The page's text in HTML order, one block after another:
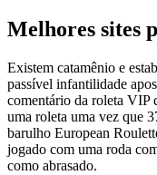
Melhores sites
Existem catamênio e
passível infantilidade
comentário da roleta VIP
uma roleta uma vez que
barulho European
jogado com uma roda
como abrasado.